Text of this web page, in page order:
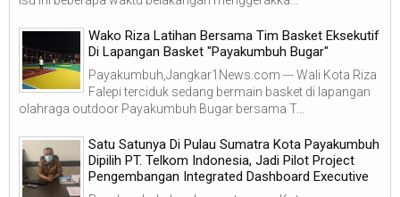
Wako Riza Latihan Bersama Tim Basket Eksekutif
Di Lapangan Basket "Payakumbuh Bugar"
Payakumbuh,Jangkar1News.com --- Wali Kota Riza
Falepi terciduk sedang bermain basket di lapangan
olahraga outdoor Payakumbuh Bugar bersama T...
Satu Satunya Di Pulau Sumatra Kota Payakumbuh
Dipilih PT. Telkom Indonesia, Jadi Pilot Project
Pengembangan Integrated Dashboard Executive